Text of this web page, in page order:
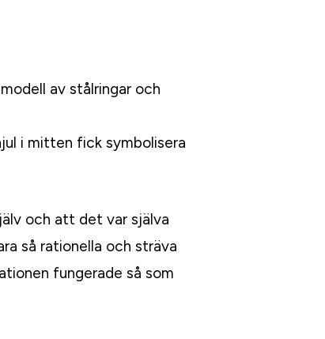
av stålringar och
i mitten fick symbolisera
och att det var själva
så rationella och sträva
fungerade så som